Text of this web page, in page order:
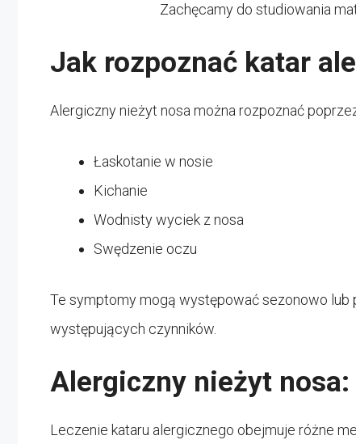
Zachęcamy do studiowania
Jak rozpoznać katar
Alergiczny nieżyt nosa można rozpoznać
Łaskotanie w nosie
Kichanie
Wodnisty wyciek z nosa
Swędzenie oczu
Te symptomy mogą występować sezonowo lub
występujących czynników.
Alergiczny nieżyt
Leczenie kataru alergicznego obejmuje różne